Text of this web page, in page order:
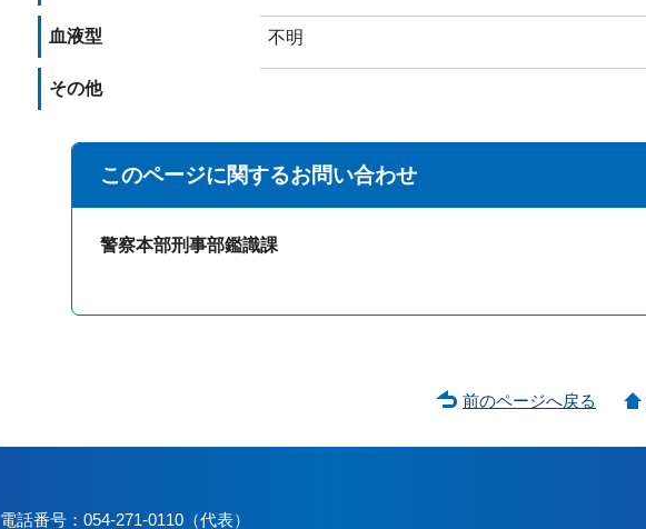
血液型 不明
その他
このページに関するお問い合わせ
警察本部刑事部鑑識課
前のページへ戻る
電話番号：054-271-0110（代表）